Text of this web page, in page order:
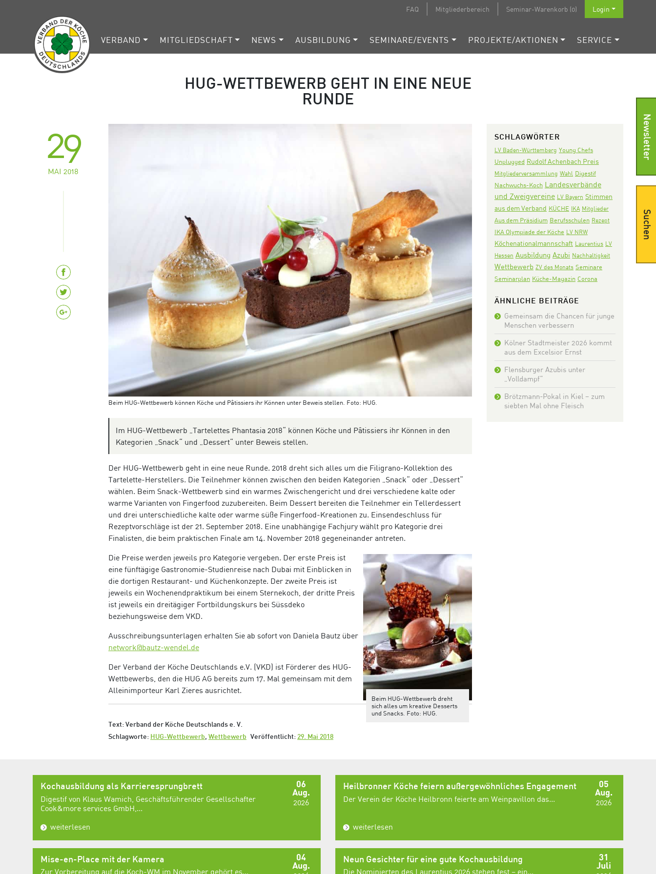
FAQ Mitgliederbereich Seminar-Warenkorb (0) Login
VERBAND MITGLIEDSCHAFT NEWS AUSBILDUNG SEMINARE/EVENTS PROJEKTE/AKTIONEN SERVICE
HUG-WETTBEWERB GEHT IN EINE NEUE
RUNDE
29
MAI 2018
Beim HUG-Wettbewerb können Köche und Pâtissiers ihr Können unter Beweis stellen. Foto: HUG.
Im HUG-Wettbewerb „Tartelettes Phantasia 2018“ können Köche und Pâtissiers ihr Können in den
Kategorien „Snack“ und „Dessert“ unter Beweis stellen.
Der HUG-Wettbewerb geht in eine neue Runde. 2018 dreht sich alles um die Filigrano-Kollektion des
Tartelette-Herstellers. Die Teilnehmer können zwischen den beiden Kategorien „Snack“ oder „Dessert“
wählen. Beim Snack-Wettbewerb sind ein warmes Zwischengericht und drei verschiedene kalte oder
warme Varianten von Fingerfood zuzubereiten. Beim Dessert bereiten die Teilnehmer ein Tellerdessert
und drei unterschiedliche kalte oder warme süße Fingerfood-Kreationen zu. Einsendeschluss für
Rezeptvorschläge ist der 21. September 2018. Eine unabhängige Fachjury wählt pro Kategorie drei
Finalisten, die beim praktischen Finale am 14. November 2018 gegeneinander antreten.
Beim HUG-Wettbewerb dreht
sich alles um kreative Desserts
und Snacks. Foto: HUG.
Die Preise werden jeweils pro Kategorie vergeben. Der erste Preis ist
eine fünftägige Gastronomie-Studienreise nach Dubai mit Einblicken in
die dortigen Restaurant- und Küchenkonzepte. Der zweite Preis ist
jeweils ein Wochenendpraktikum bei einem Sternekoch, der dritte Preis
ist jeweils ein dreitägiger Fortbildungskurs bei Süssdeko
beziehungsweise dem VKD.
Ausschreibungsunterlagen erhalten Sie ab sofort von Daniela Bautz über
network@bautz-wendel.de
Der Verband der Köche Deutschlands e.V. (VKD) ist Förderer des HUG-
Wettbewerbs, den die HUG AG bereits zum 17. Mal gemeinsam mit dem
Alleinimporteur Karl Zieres ausrichtet.
Text: Verband der Köche Deutschlands e. V.
Schlagworte: HUG-Wettbewerb, Wettbewerb Veröffentlicht: 29. Mai 2018
SCHLAGWÖRTER
LV Baden-Württemberg Young Chefs
Unplugged Rudolf Achenbach Preis
Mitgliederversammlung Wahl Digestif
Nachwuchs-Koch Landesverbände
und Zweigvereine LV Bayern Stimmen
aus dem Verband KÜCHE IKA Mitglieder
Aus dem Präsidium Berufsschulen Rezept
IKA Olympiade der Köche LV NRW
Köchenationalmannschaft Laurentius LV
Hessen Ausbildung Azubi Nachhaltigkeit
Wettbewerb ZV des Monats Seminare
Seminarplan Küche-Magazin Corona
ÄHNLICHE BEITRÄGE
Gemeinsam die Chancen für junge
Menschen verbessern
Kölner Stadtmeister 2026 kommt
aus dem Excelsior Ernst
Flensburger Azubis unter
„Volldampf“
Brötzmann-Pokal in Kiel – zum
siebten Mal ohne Fleisch
06
Aug.
2026
Kochausbildung als Karrieresprungbrett
Digestif von Klaus Wamich, Geschäftsführender Gesellschafter
Cook&more services GmbH,...
weiterlesen
05
Aug.
2026
Heilbronner Köche feiern außergewöhnliches Engagement
Der Verein der Köche Heilbronn feierte am Weinpavillon das...
weiterlesen
04
Aug.
Mise-en-Place mit der Kamera
Zur Vorbereitung auf die Koch-WM im November gehört es...
31
Juli
Neun Gesichter für eine gute Kochausbildung
Die Nominierten des Laurentius 2026 stehen fest – ein...
Newsletter
Suchen